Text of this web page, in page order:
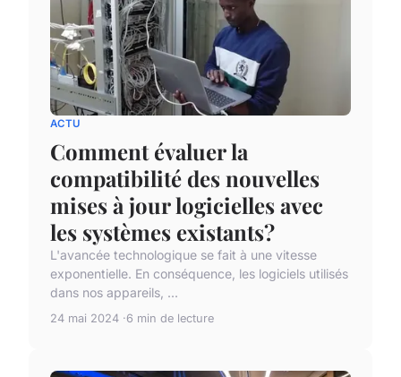
ACTU
Comment évaluer la
compatibilité des nouvelles
mises à jour logicielles avec
les systèmes existants?
L'avancée technologique se fait à une vitesse
exponentielle. En conséquence, les logiciels utilisés
dans nos appareils, ...
24 mai 2024 6 min de lecture